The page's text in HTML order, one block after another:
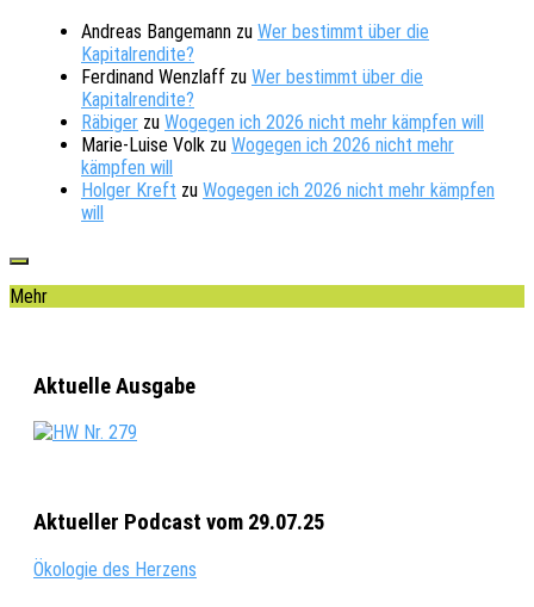
Andreas Bangemann zu Wer bestimmt über die
Kapitalrendite?
Ferdinand Wenzlaff zu Wer bestimmt über die
Kapitalrendite?
Räbiger zu Wogegen ich 2026 nicht mehr kämpfen will
Marie-Luise Volk zu Wogegen ich 2026 nicht mehr
kämpfen will
Holger Kreft zu Wogegen ich 2026 nicht mehr kämpfen
will
Mehr
Aktuelle Ausgabe
Aktueller Podcast vom 29.07.25
Ökologie des Herzens